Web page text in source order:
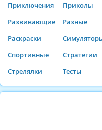
Приключения
Приколы
Развивающие
Разные
Раскраски
Спортивные
Стратегии
Стрелялки
Тесты